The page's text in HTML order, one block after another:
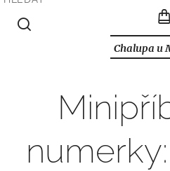
Chalupa u